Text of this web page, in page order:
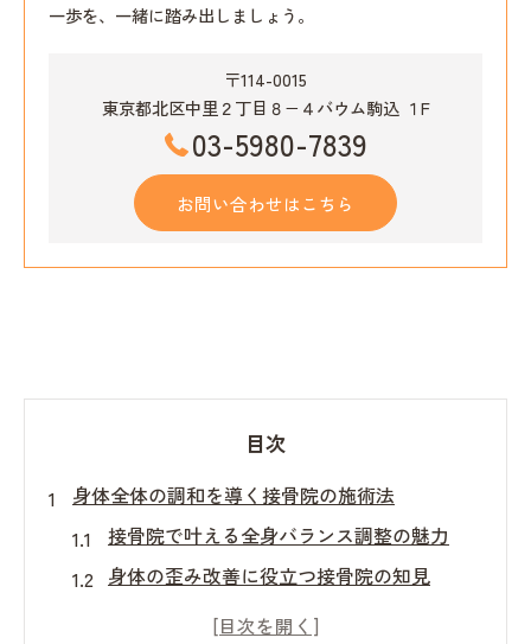
一歩を、一緒に踏み出しましょう。
〒114-0015
東京都北区中里２丁目８−４バウム駒込 １F
03-5980-7839
お問い合わせはこちら
目次
身体全体の調和を導く接骨院の施術法
接骨院で叶える全身バランス調整の魅力
身体の歪み改善に役立つ接骨院の知見
接骨院の施術が心身の調和に及ぼす影響